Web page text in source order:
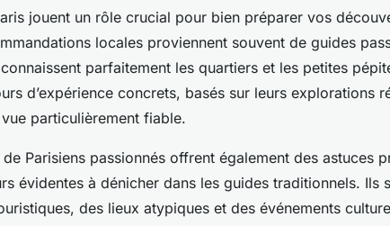
jouent un rôle crucial pour bien préparer vos
locales proviennent souvent de guides
parfaitement les quartiers et les petites
d’expérience concrets, basés sur leurs explorations
particulièrement fiable.
Parisiens passionnés offrent également des astuces
évidentes à dénicher dans les guides traditionnels. Ils
des lieux atypiques et des événements